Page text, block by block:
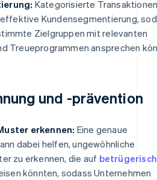
Kategorisierte
Kundensegmentierung,
Zielgruppen mit relevanten
Treueprogrammen ansprechen
und -prävention
erkennen: Eine genaue
dabei helfen, ungewöhnliche
zu erkennen, die auf
könnten, sodass Unternehmen